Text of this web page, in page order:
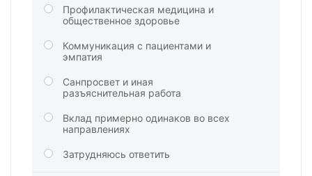
Профилактическая медицина и
общественное здоровье
Коммуникация с пациентами и
эмпатия
Санпросвет и иная
разъяснительная работа
Вклад примерно одинаков во всех
направлениях
Затрудняюсь ответить